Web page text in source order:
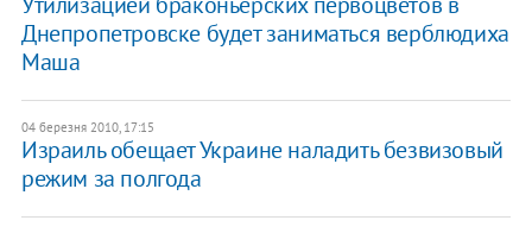
Днепропетровске будет заниматься верблюдиха
Маша
04 березня 2010, 17:15
Израиль обещает Украине наладить безвизовый
режим за полгода